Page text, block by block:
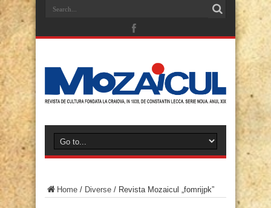
Home / Diverse / Revista Mozaicul „fomrijpk”